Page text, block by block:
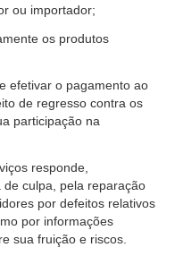
ou importador;
os produtos
efetivar o pagamento ao
de regresso contra os
participação na
responde,
culpa, pela reparação
por defeitos relativos
por informações
sua fruição e riscos.